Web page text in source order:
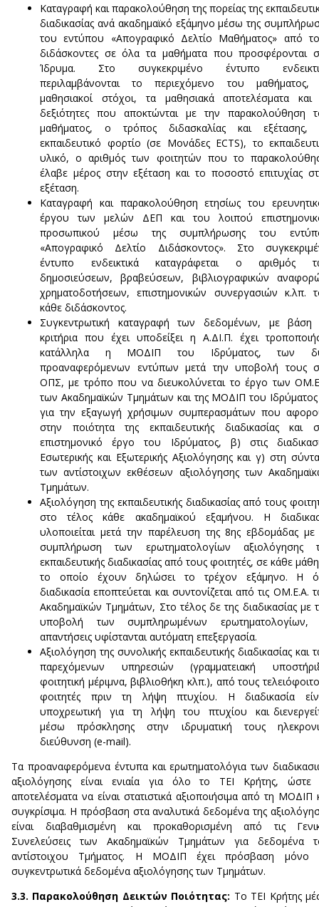
Καταγραφή και παρακολούθηση της πορείας της
διαδικασίας ανά ακαδημαϊκό εξάμηνο μέσω της
του εντύπου «Απογραφικό Δελτίο Μαθήματος» από
διδάσκοντες σε όλα τα μαθήματα που προσφέρονται
Ίδρυμα. Στο συγκεκριμένο έντυπο
περιλαμβάνονται το περιεχόμενο του μαθήματος,
μαθησιακοί στόχοι, τα μαθησιακά αποτελέσματα και
δεξιότητες που αποκτώνται με την παρακολούθηση
μαθήματος, ο τρόπος διδασκαλίας και εξέτασης,
εκπαιδευτικό φορτίο (σε Μονάδες ECTS), το
υλικό, ο αριθμός των φοιτητών που το
έλαβε μέρος στην εξέταση και το ποσοστό επιτυχίας
εξέταση.
Καταγραφή και παρακολούθηση ετησίως του
έργου των μελών ΔΕΠ και του λοιπού
προσωπικού μέσω της συμπλήρωσης του
«Απογραφικό Δελτίο Διδάσκοντος». Στο
έντυπο ενδεικτικά καταγράφεται ο αριθμός
δημοσιεύσεων, βραβεύσεων, βιβλιογραφικών
χρηματοδοτήσεων, επιστημονικών συνεργασιών κ.λπ.
κάθε διδάσκοντος.
Συγκεντρωτική καταγραφή των δεδομένων, με βάση
κριτήρια που έχει υποδείξει η Α.ΔΙ.Π. έχει
κατάλληλα η ΜΟΔΙΠ του Ιδρύματος, των
προαναφερόμενων εντύπων μετά την υποβολή τους
ΟΠΣ, με τρόπο που να διευκολύνεται το έργο των
των Ακαδημαϊκών Τμημάτων και της ΜΟΔΙΠ του
για την εξαγωγή χρήσιμων συμπερασμάτων που
στην ποιότητα της εκπαιδευτικής διαδικασίας και
επιστημονικό έργο του Ιδρύματος, β) στις
Εσωτερικής και Εξωτερικής Αξιολόγησης και γ) στη
των αντίστοιχων εκθέσεων αξιολόγησης των
Τμημάτων.
Αξιολόγηση της εκπαιδευτικής διαδικασίας από τους
στο τέλος κάθε ακαδημαϊκού εξαμήνου. Η
υλοποιείται μετά την παρέλευση της 8ης εβδομάδας με
συμπλήρωση των ερωτηματολογίων αξιολόγησης
εκπαιδευτικής διαδικασίας από τους φοιτητές, σε κάθε
το οποίο έχουν δηλώσει το τρέχον εξάμηνο. Η
διαδικασία εποπτεύεται και συντονίζεται από τις ΟΜ.Ε.Α.
Ακαδημαϊκών Τμημάτων, Στο τέλος δε της διαδικασίας με
υποβολή των συμπληρωμένων ερωτηματολογίων,
απαντήσεις υφίστανται αυτόματη επεξεργασία.
Αξιολόγηση της συνολικής εκπαιδευτικής διαδικασίας και
παρεχόμενων υπηρεσιών (γραμματειακή
φοιτητική μέριμνα, βιβλιοθήκη κλπ.), από τους
φοιτητές πριν τη λήψη πτυχίου. Η διαδικασία
υποχρεωτική για τη λήψη του πτυχίου και
μέσω πρόσκλησης στην ιδρυματική τους
διεύθυνση (e-mail).
Τα προαναφερόμενα έντυπα και ερωτηματολόγια των
αξιολόγησης είναι ενιαία για όλο το ΤΕΙ Κρήτης, ώστε
αποτελέσματα να είναι στατιστικά αξιοποιήσιμα από τη ΜΟΔΙΠ
συγκρίσιμα. Η πρόσβαση στα αναλυτικά δεδομένα της
είναι διαβαθμισμένη και προκαθορισμένη από τις
Συνελεύσεις των Ακαδημαϊκών Τμημάτων για δεδομένα
αντίστοιχου Τμήματος. Η ΜΟΔΙΠ έχει πρόσβαση μόνο
συγκεντρωτικά δεδομένα αξιολόγησης των Τμημάτων.
3.3. Παρακολούθηση Δεικτών Ποιότητας: Το ΤΕΙ Κρήτης